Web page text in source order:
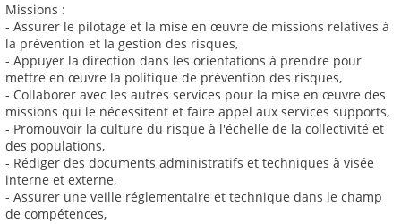
Missions :
- Assurer le pilotage et la mise en œuvre de missions relatives à
la prévention et la gestion des risques,
- Appuyer la direction dans les orientations à prendre pour
mettre en œuvre la politique de prévention des risques,
- Collaborer avec les autres services pour la mise en œuvre des
missions qui le nécessitent et faire appel aux services supports,
- Promouvoir la culture du risque à l'échelle de la collectivité et
des populations,
- Rédiger des documents administratifs et techniques à visée
interne et externe,
- Assurer une veille réglementaire et technique dans le champ
de compétences,